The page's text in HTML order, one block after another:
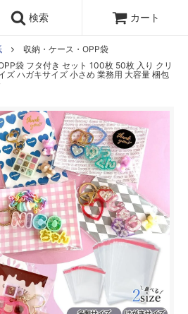
検索 カート
収納・ケース・OPP袋
袋 フタ付き セット 100枚 50枚 入り クリ
ズ ハガキサイズ 小さめ 業務用 大容量 梱包